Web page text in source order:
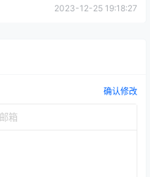
2023-12-25 19:18:27
确认修改